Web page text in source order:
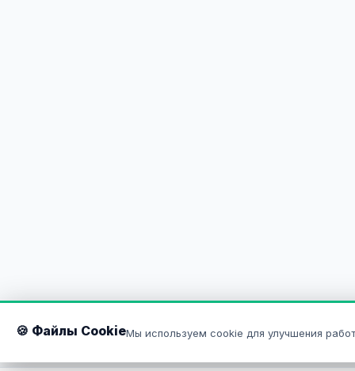
🍪 Файлы CookieМы используем cookie для улучшения